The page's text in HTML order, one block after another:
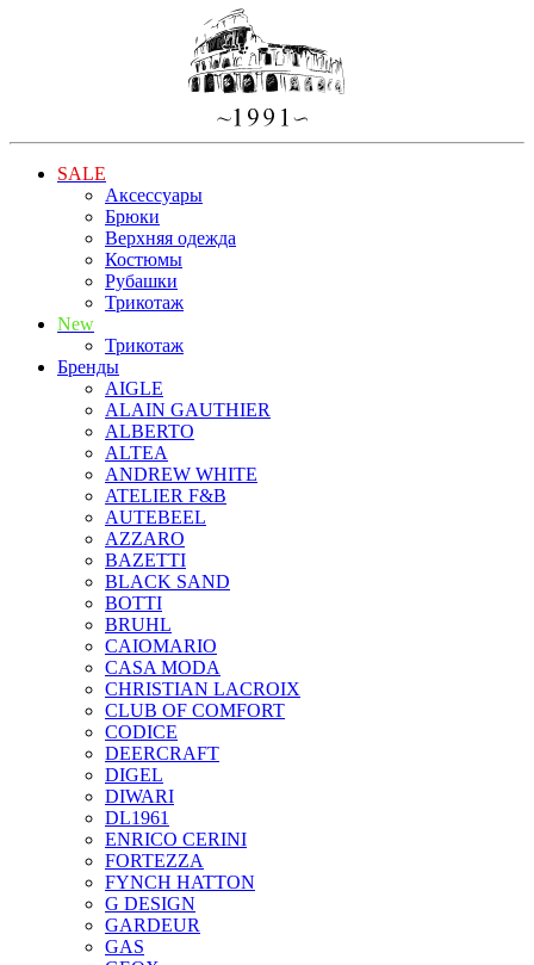
SALE
Аксессуары
Брюки
Верхняя одежда
Костюмы
Рубашки
Трикотаж
New
Трикотаж
Бренды
AIGLE
ALAIN GAUTHIER
ALBERTO
ALTEA
ANDREW WHITE
ATELIER F&B
AUTEBEEL
AZZARO
BAZETTI
BLACK SAND
BOTTI
BRUHL
CAIOMARIO
CASA MODA
CHRISTIAN LACROIX
CLUB OF COMFORT
CODICE
DEERCRAFT
DIGEL
DIWARI
DL1961
ENRICO CERINI
FORTEZZA
FYNCH HATTON
G DESIGN
GARDEUR
GAS